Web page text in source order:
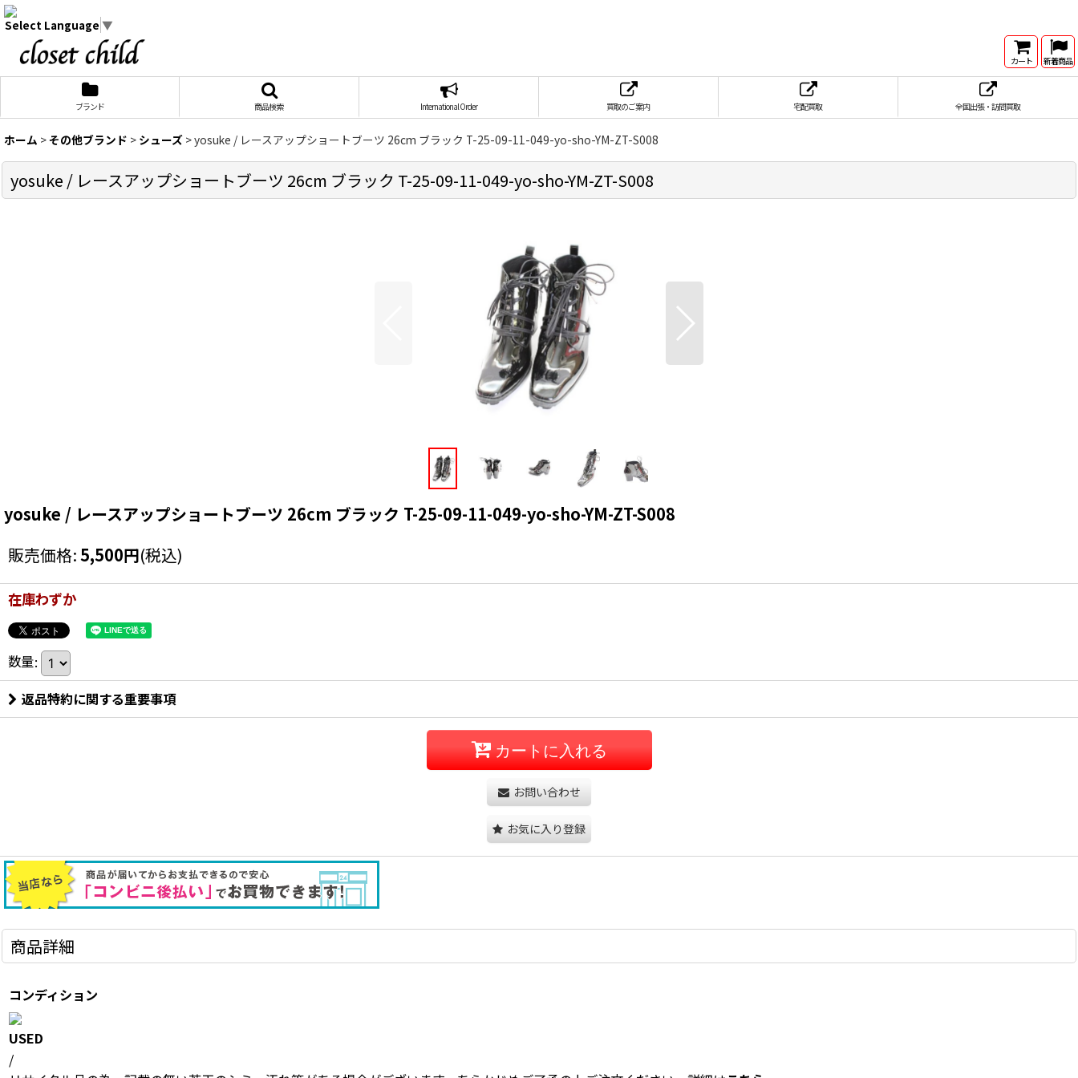
Select Language ▼
カート 新着商品
ブランド 商品検索 International Order 買取のご案内 宅配買取 全国出張・訪問買取
ホーム >その他ブランド > シューズ >yosuke / レースアップショートブーツ 26cm ブラック T-25-09-11-049-yo-sho-YM-ZT-S008
yosuke / レースアップショートブーツ 26cm ブラック T-25-09-11-049-yo-sho-YM-ZT-S008
yosuke / レースアップショートブーツ 26cm ブラック T-25-09-11-049-yo-sho-YM-ZT-S008
販売価格:5,500円(税込)
在庫わずか
数量:
返品特約に関する重要事項
カートに入れる
お問い合わせ
お気に入り登録
商品詳細
コンディション
USED
/